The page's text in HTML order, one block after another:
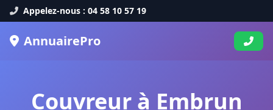
Appelez-nous : 04 58 10 57 19
AnnuairePro
Couvreur à Embrun